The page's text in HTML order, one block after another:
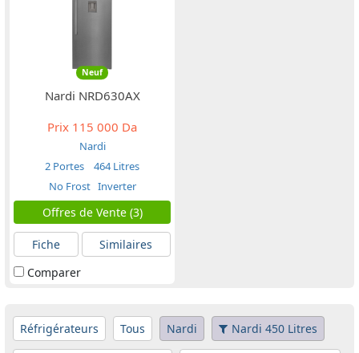
Neuf
Nardi NRD630AX
Prix 115 000 Da
Nardi
2 Portes
464 Litres
No Frost Inverter
Offres de Vente (3)
Fiche
Similaires
Comparer
Réfrigérateurs Tous Nardi Nardi 450 Litres